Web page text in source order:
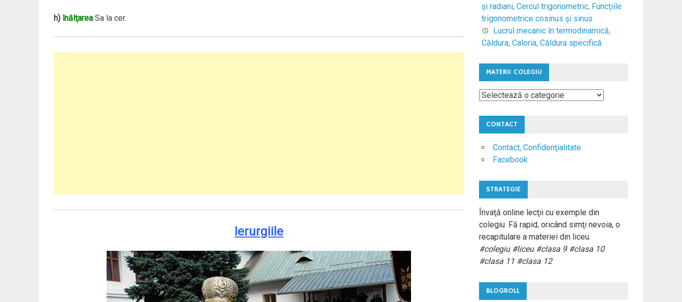
h) înălţareaSa la cer.
Ierurgiile
şi radiani, Cercul trigonometric, Funcţiile
trigonometrice cosinus şi sinus
Lucrul mecanic în termodinamică,
Căldura, Caloria, Căldura specifică
MATERII COLEGIU
Materii
CONTACT
Contact, Confidenţialitate
Facebook
STRATEGIE
Învaţă online lecţii cu exemple din
colegiu. Fă rapid, oricând simţi nevoia, o
recapitulare a materiei din liceu.
#colegiu #liceu #clasa 9 #clasa 10
#clasa 11 #clasa 12
BLOGROLL